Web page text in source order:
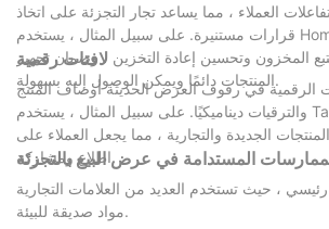
العملاء ، مما يساعد تجار التجزئة على اتخاذ
قرارات مستنيرة. على سبيل المثال ، يستخدم Home Depot أجهزة
المخزون وتحسين إعادة التخزين ، وضمان تجهيز
المنتجات دائمًا ويمكن الوصول إليه بسهولة.
لافتات رقمية
الرقمية في رفوف العرض الحديثة أوصاف المنتج
والترقيات ديناميكيًا. على سبيل المثال ، يستخدم Target اللافتات الرقمية
الجديدة والتجارية ، مما يجعل العملاء على
اطلاع ومشاركة.
المستدامة في عرض البيع بالتجزئة
رئيسي ، حيث تستخدم العديد من العلامات التجارية
مواد صديقة للبيئة.